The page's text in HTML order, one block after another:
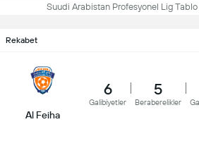
Suudi Arabistan Profesyonel Lig Tablo
Rekabet
Al Feiha
6
Galibiyetler
5
Beraberelikler